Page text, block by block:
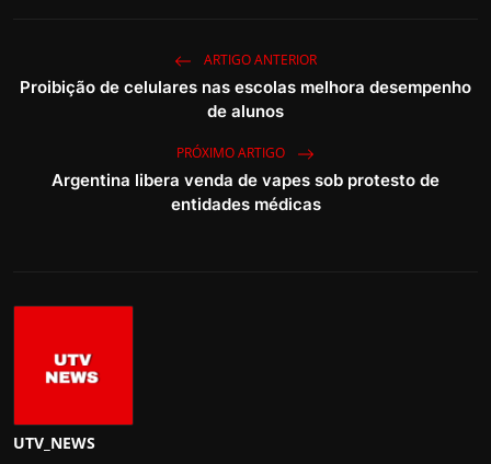
ARTIGO ANTERIOR
Proibição de celulares nas escolas melhora desempenho
de alunos
PRÓXIMO ARTIGO
Argentina libera venda de vapes sob protesto de
entidades médicas
UTV_NEWS